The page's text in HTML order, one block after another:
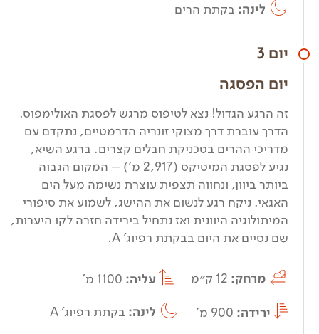
לינה: בקתת הרים
יום 3
יום הפסגה
זה הרגע הגדול! נצא לטיפוס מרגש לפסגת האולימפוס.
הדרך עוברת דרך מצוקי זונריה הדרמטיים, נתקדם עם
מדריכי ההרים בטכניקת חבלים קצרים. ברגע השיא,
נגיע לפסגת המיטיקס (2,917 מ’) – המקום הגבוה
ביותר ביוון, ונחווה תצפית עוצרת נשימה מעל הים
האגאי. ניקח רגע לנשום את ההישג, לשמוע את סיפורי
המיתולוגיה היוונית ואז נתחיל בירידה חזרה לקו היערות,
שם נסיים את היום בבקתת רפיוג' A.
מרחק: 12 ק״מ עליה: 1100 מ'
ירידה: 900 מ' לינה: בקתת רפיוג' A